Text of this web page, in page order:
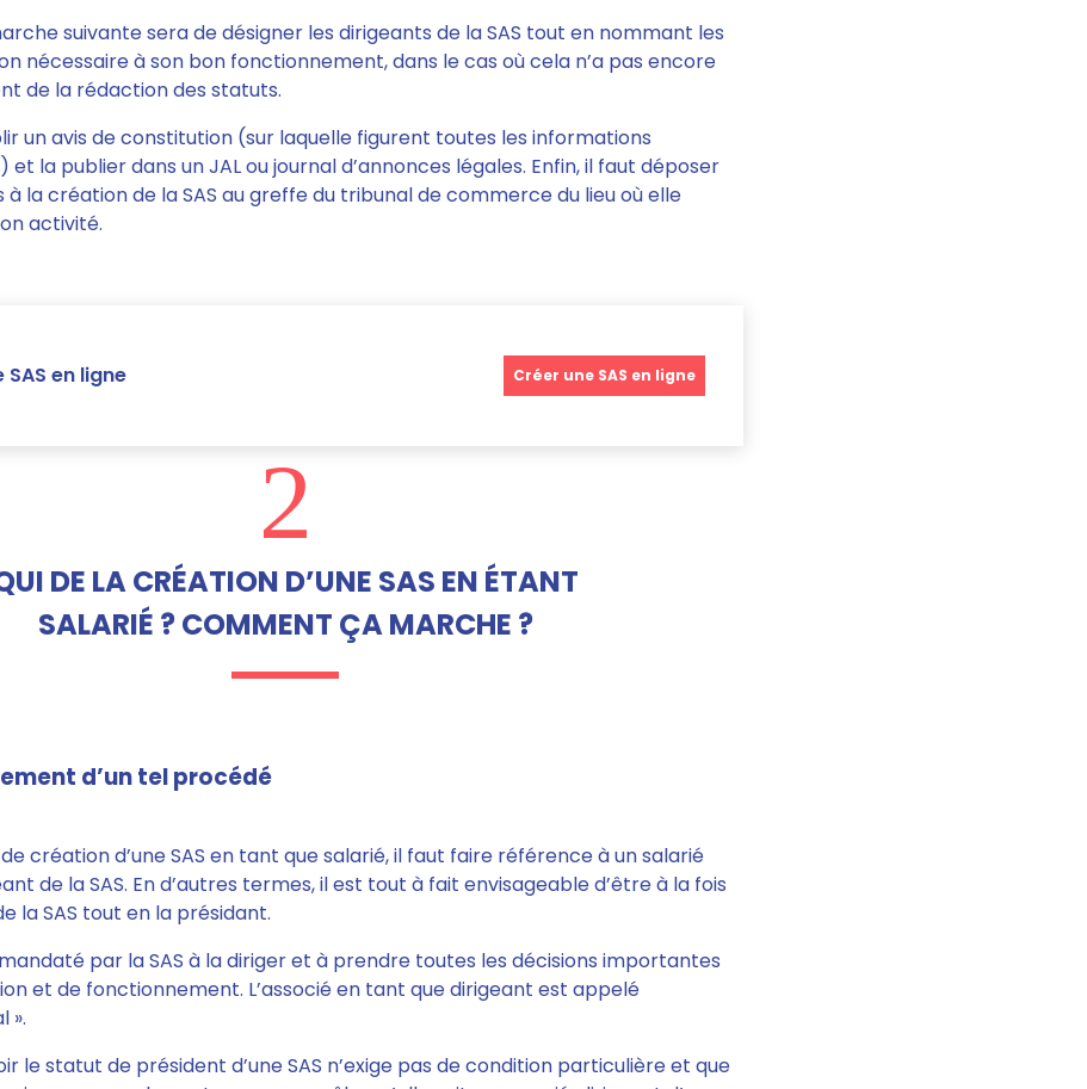
suivante sera de désigner les dirigeants de la SAS tout en nommant les
nécessaire à son bon fonctionnement, dans le cas où cela n’a pas encore
de la rédaction des statuts.
un avis de constitution (sur laquelle figurent toutes les informations
la publier dans un JAL ou journal d’annonces légales. Enfin,il faut déposer
à la création de la SAS au greffe du tribunal de commerce du lieu où elle
activité.
SAS en ligne Créer une SAS en ligne
2
DE LA CRÉATION D’UNE SAS EN ÉTANT
SALARIÉ ? COMMENT ÇA MARCHE ?
d’un tel procédé
création d’une SAS en tant que salarié, il faut faire référence à un salarié
de la SAS. En d’autres termes, il est tout à fait envisageable d’être à la fois
la SAS tout en la présidant.
par la SAS à la diriger et à prendre toutes les décisions importantes
et de fonctionnement. L’associé en tant que dirigeant est appelé
».
le statut de président d’une SAS n’exige pas de condition particulière et que